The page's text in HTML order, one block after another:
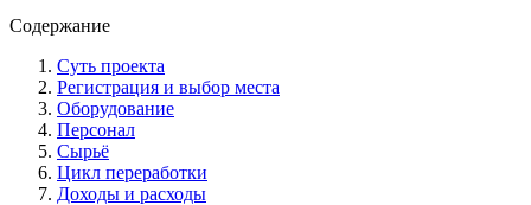
Содержание
Суть проекта
Регистрация и выбор места
Оборудование
Персонал
Сырьё
Цикл переработки
Доходы и расходы